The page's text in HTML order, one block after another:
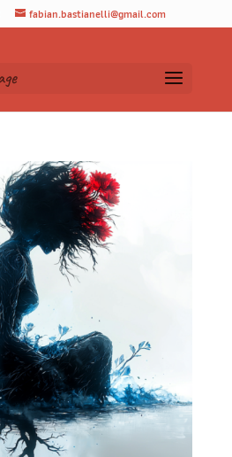
fabian.bastianelli@gmail.com